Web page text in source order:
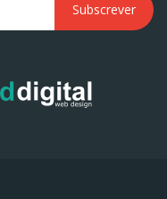
Subscrever